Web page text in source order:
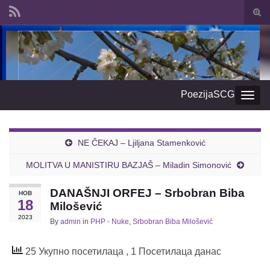
Search for:
PoezijaSCG
NE ČEKAJ – Ljiljana Stamenković
MOLITVA U MANISTIRU BAZJAŠ – Miladin Simonović
НОВ
18
2023
DANAŠNJI ORFEJ – Srbobran Biba
Milošević
By admin in PHP - Nuke, Srbobran Biba Milošević
25 Укупно посетилаца , 1 Посетилаца данас